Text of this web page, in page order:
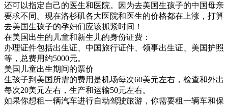
还可以指定自己的医生和医院。因为去美国生孩子的中国母亲
要求不同。现在洛杉矶各大医院和医生的价格都在上涨，打算
去美国生孩子的孕妇们应该抓紧时间！
在美国出生的儿童和新生儿的身份证费：
办理证件包括出生证、中国旅行证件、领事出生证、美国护照
等，总费用约5000元。
美国儿童出生期间的票价
生孩子到美国所需的费用是机场每次60美元左右，检查和外出
每次20美元左右，生产和运输50元左右。
如果你想租一辆汽车进行自动驾驶旅游，你需要租一辆车和保